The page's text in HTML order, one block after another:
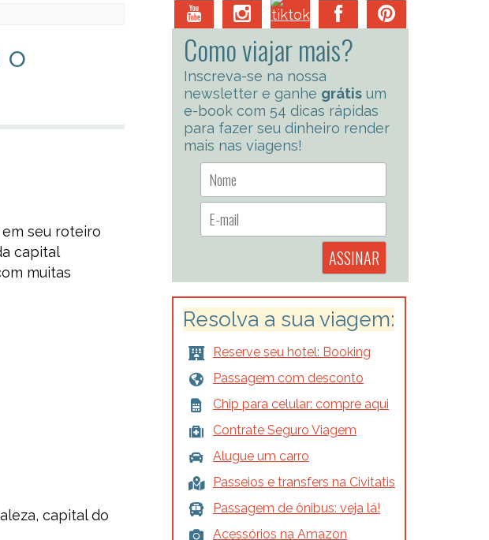
o
seu roteiro
capital
muitas
capital do
Como viajar mais?
Inscreva-se na nossa
newsletter e ganhe grátis um
e-book com 54 dicas rápidas
para fazer seu dinheiro render
mais nas viagens!
Resolva a sua viagem:
Reserve seu hotel: Booking
Passagem com desconto
Chip para celular: compre aqui
Contrate Seguro Viagem
Alugue um carro
Passeios e transfers na Civitatis
Passagem de ônibus: veja lá!
Acessórios na Amazon